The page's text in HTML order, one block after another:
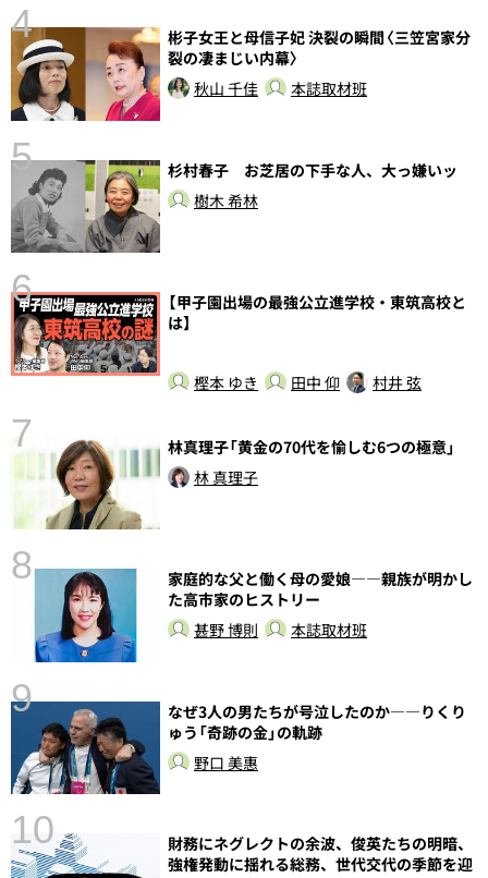
4
彬子女王と母信子妃 決裂の瞬間〈三笠宮家分
裂の凄まじい内幕〉
秋山 千佳
本誌取材班
5
杉村春子 お芝居の下手な人、大っ嫌いッ
樹木 希林
6
【甲子園出場の最強公立進学校・東筑高校と
は】
樫本 ゆき 田中 仰 村井 弦
7
林真理子「黄金の70代を愉しむ6つの極意」
林 真理子
8
家庭的な父と働く母の愛娘――親族が明かし
た高市家のヒストリー
甚野 博則
本誌取材班
9
なぜ3人の男たちが号泣したのか――りくり
ゅう「奇跡の金」の軌跡
野口 美惠
10
財務にネグレクトの余波、俊英たちの明暗、
強権発動に揺れる総務、世代交代の季節を迎